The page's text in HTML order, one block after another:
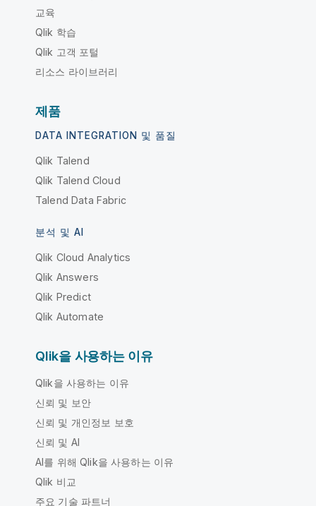
교육
Qlik 학습
Qlik 고객 포털
리소스 라이브러리
제품
DATA INTEGRATION 및 품질
Qlik Talend
Qlik Talend Cloud
Talend Data Fabric
분석 및 AI
Qlik Cloud Analytics
Qlik Answers
Qlik Predict
Qlik Automate
Qlik을 사용하는 이유
Qlik을 사용하는 이유
신뢰 및 보안
신뢰 및 개인정보 보호
신뢰 및 AI
AI를 위해 Qlik을 사용하는 이유
Qlik 비교
주요 기술 파트너